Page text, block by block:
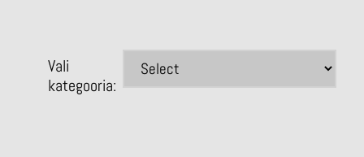
Vali
kategooria: